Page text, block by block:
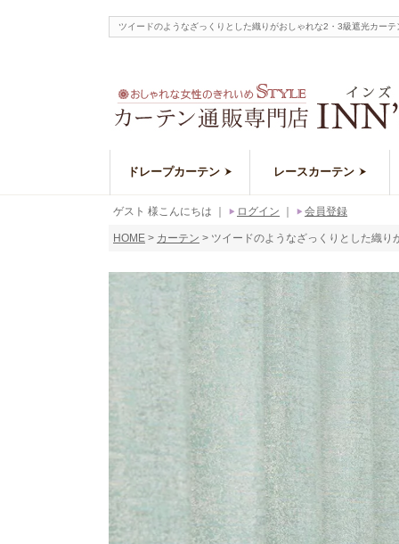
ツイードのようなざっくりとした織りがおしゃれな2・3級遮光カー
ドレープカーテン レースカーテン
ゲスト 様こんにちは ログイン 会員登録
HOME カーテン ツイードのようなざっくりとした織